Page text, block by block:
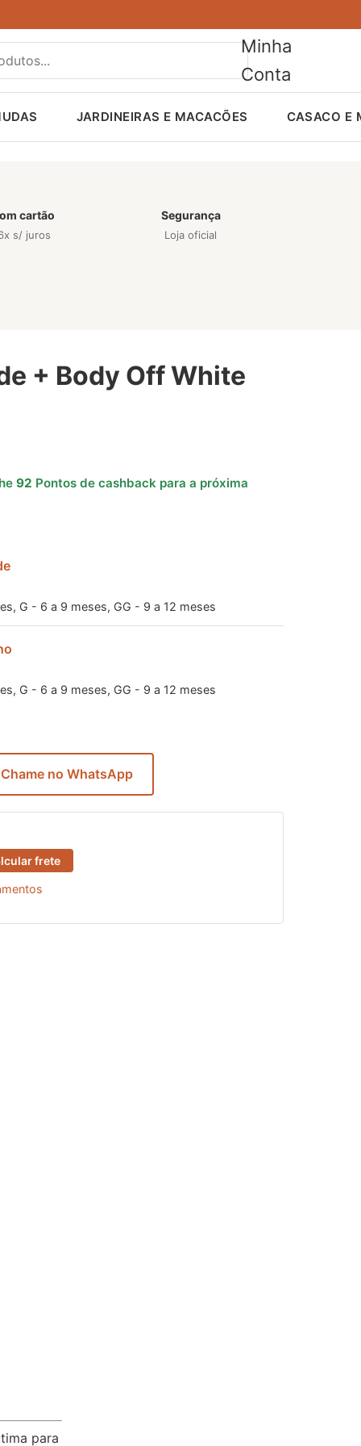
Minha
Conta
JARDINEIRAS E MACACÕES CASACO E
cartão
s/ juros
Segurança
Loja oficial
+ Body Off White
92 Pontos de cashback para a próxima
G - 6 a 9 meses, GG - 9 a 12 meses
G - 6 a 9 meses, GG - 9 a 12 meses
no WhatsApp
frete
para